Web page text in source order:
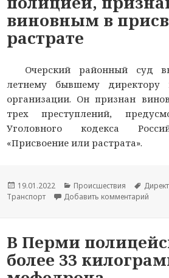
виновным в
растрате
Очерский районный суд
летнему бывшему директору
организации. Он признан
трех преступлений,
Уголовного кодекса
«Присвоение или растрата».
Опубликовано
19.01.2022 Рубрики
Происшествия Метки
Транспорт
Добавить комментарий
В Перми
более 33